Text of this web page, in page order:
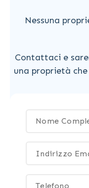
Nessuna
Contattaci e
una proprietà